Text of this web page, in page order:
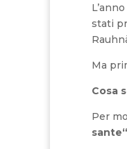
stati
Ma
Cosa
Per